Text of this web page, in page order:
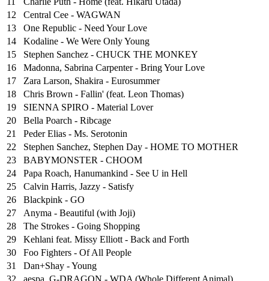
12
Central Cee - WAGWAN
13
One Republic - Need Your Love
14
Kodaline - We Were Only Young
15
Stephen Sanchez - CHUCK THE MONKEY
16
Madonna, Sabrina Carpenter - Bring Your Love
17
Zara Larson, Shakira - Eurosummer
18
Chris Brown - Fallin' (feat. Leon Thomas)
19
SIENNA SPIRO - Material Lover
20
Bella Poarch - Ribcage
21
Peder Elias - Ms. Serotonin
22
Stephen Sanchez, Stephen Day - HOME TO MOTHER
23
BABYMONSTER - CHOOM
24
Papa Roach, Hanumankind - See U in Hell
25
⁠Calvin Harris, Jazzy - Satisfy
26
Blackpink - GO
27
Anyma - Beautiful (with Joji)
28
The Strokes - Going Shopping
29
Kehlani feat. Missy Elliott - Back and Forth
30
Foo Fighters - Of All People
31
Dan+Shay - Young
32
aespa, G-DRAGON - WDA (Whole Different Animal)